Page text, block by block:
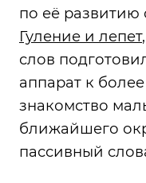
по её развитию
Гуление и лепет
слов
аппарат к
знакомство
ближайшего
пассивный